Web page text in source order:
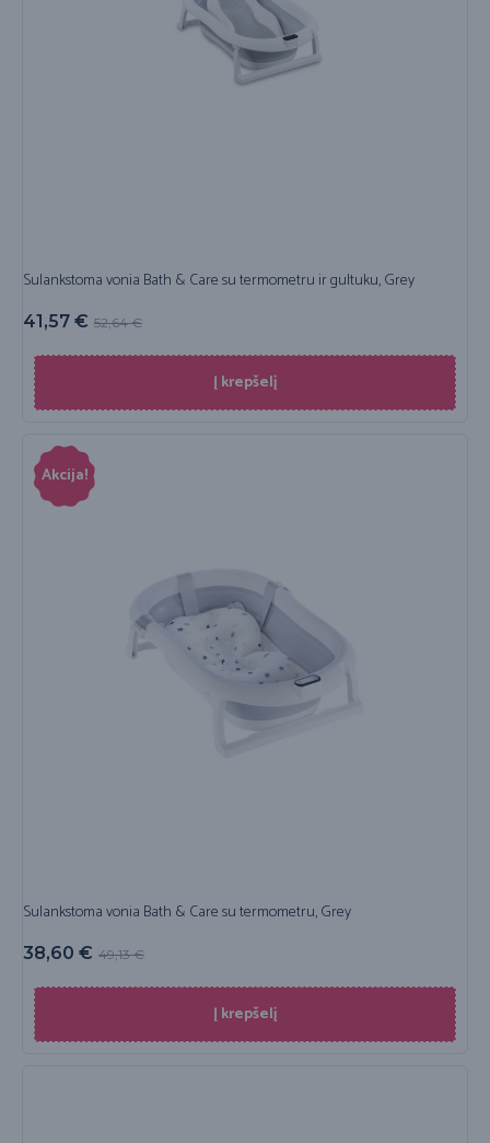
Sulankstoma vonia Bath & Care su termometru ir gultuku, Grey
52,64€
41,57 €
Į krepšelį
Akcija!
Sulankstoma vonia Bath & Care su termometru, Grey
49,13€
38,60 €
Į krepšelį